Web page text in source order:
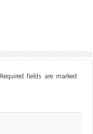
Required fields are marked